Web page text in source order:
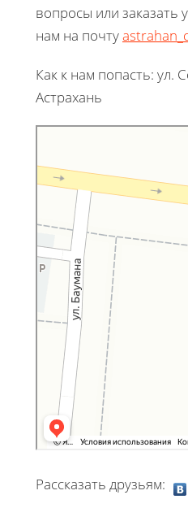
вопросы или заказать
нам на почту
Как к нам попасть: ул.
Астрахань
Рассказать друзьям: